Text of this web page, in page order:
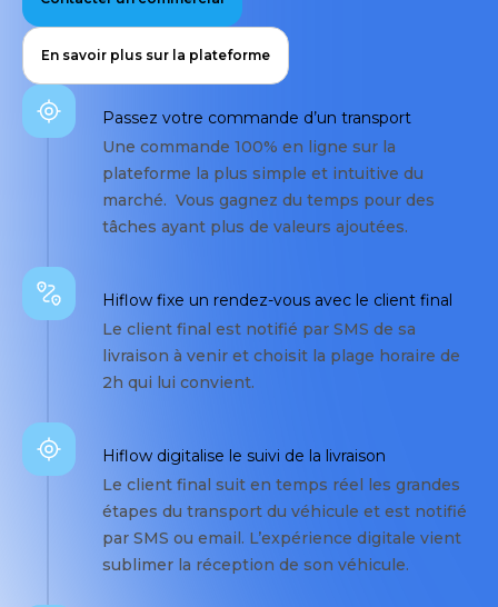
En savoir plus sur la plateforme
Passez votre commande d’un transport
Une commande 100% en ligne sur la
plateforme la plus simple et intuitive du
marché. Vous gagnez du temps pour des
tâches ayant plus de valeurs ajoutées.
Hiflow fixe un rendez-vous avec le client final
Le client final est notifié par SMS de sa
livraison à venir et choisit la plage horaire de
2h qui lui convient.
Hiflow digitalise le suivi de la livraison
Le client final suit en temps réel les grandes
étapes du transport du véhicule et est notifié
par SMS ou email. L’expérience digitale vient
sublimer la réception de son véhicule.